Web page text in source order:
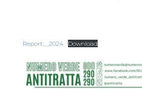
Report__2024 Download